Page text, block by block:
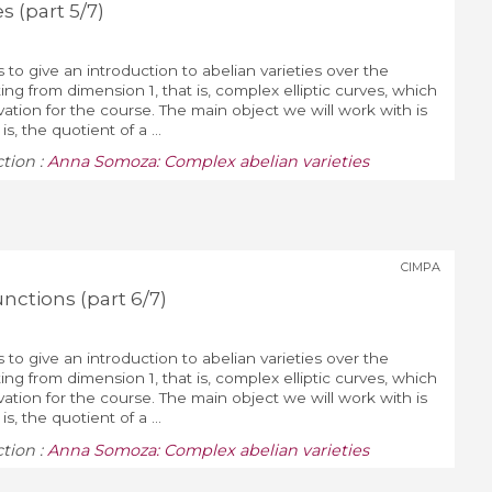
(part 5/7)
to give an introduction to abelian varieties over the
from dimension 1, that is, complex elliptic curves, which
for the course. The main object we will work with is
the quotient of a ...
:Anna Somoza: Complex abelian varieties
(part 6/7)
CIMPA
to give an introduction to abelian varieties over the
from dimension 1, that is, complex elliptic curves, which
for the course. The main object we will work with is
the quotient of a ...
:Anna Somoza: Complex abelian varieties